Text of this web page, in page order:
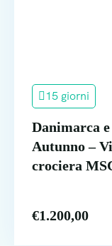
15 giorni
Danimarca
Autunno –
crociera
€1.200,00